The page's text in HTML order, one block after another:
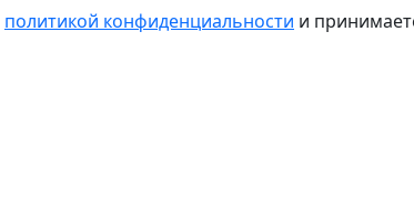
политикой конфиденциальности и